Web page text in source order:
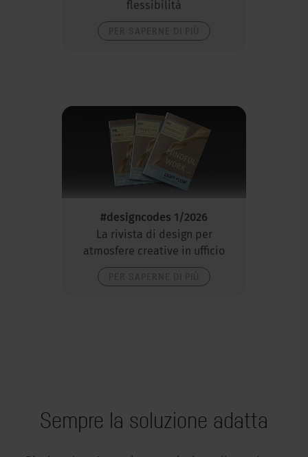
flessibilità
#designcodes 1/2026
La rivista di design per
atmosfere creative in ufficio
Sempre la soluzione adatta